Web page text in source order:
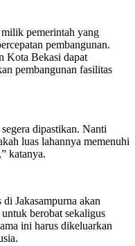
pemerintah yang
pembangunan.
Kota Bekasi dapat
pembangunan fasilitas
dipastikan. Nanti
luas lahannya memenuhi
katanya.
di Jakasampurna akan
berobat sekaligus
ini harus dikeluarkan